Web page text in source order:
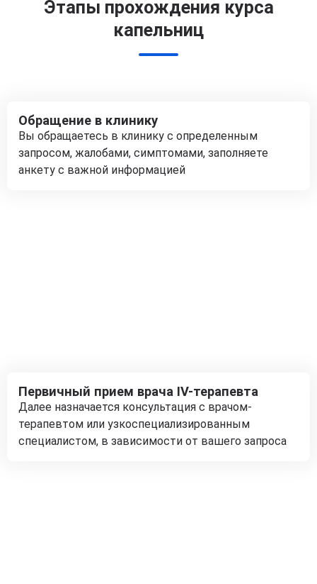
Этапы прохождения курса
капельниц
Обращение в клинику
Вы обращаетесь в клинику с определенным
запросом, жалобами, симптомами, заполняете
анкету с важной информацией
Первичный прием врача IV-терапевта
Далее назначается консультация с врачом-
терапевтом или узкоспециализированным
специалистом, в зависимости от вашего запроса